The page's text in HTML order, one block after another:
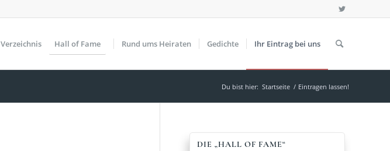
Verzeichnis Hall of Fame Rund ums Heiraten Gedichte Ihr Eintrag bei uns
Du bist hier: Startseite / Eintragen lassen!
DIE „HALL OF FAME“